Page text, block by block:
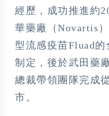
經歷，成功推進約
華藥廠（Novartis
型流感疫苗Fluad
制定，後於武田藥
總裁帶領團隊完成
市。